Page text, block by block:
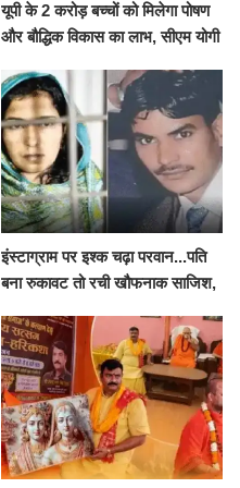
यूपी के 2 करोड़ बच्चों को मिलेगा पोषण
और बौद्धिक विकास का लाभ, सीएम योगी
इंस्टाग्राम पर इश्क चढ़ा परवान...पति
बना रुकावट तो रची खौफनाक साजिश,
के घाट